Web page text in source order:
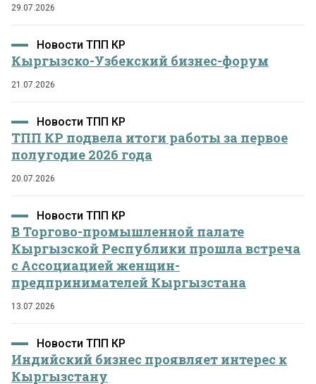
29.07.2026
Новости ТПП КР
Кыргызско-Узбекский бизнес-форум
21.07.2026
Новости ТПП КР
ТПП КР подвела итоги работы за первое
полугодие 2026 года
20.07.2026
Новости ТПП КР
В Торгово-промышленной палате
Кыргызской Республики прошла встреча
с Ассоциацией женщин-
предпринимателей Кыргызстана
13.07.2026
Новости ТПП КР
Индийский бизнес проявляет интерес к
Кыргызстану